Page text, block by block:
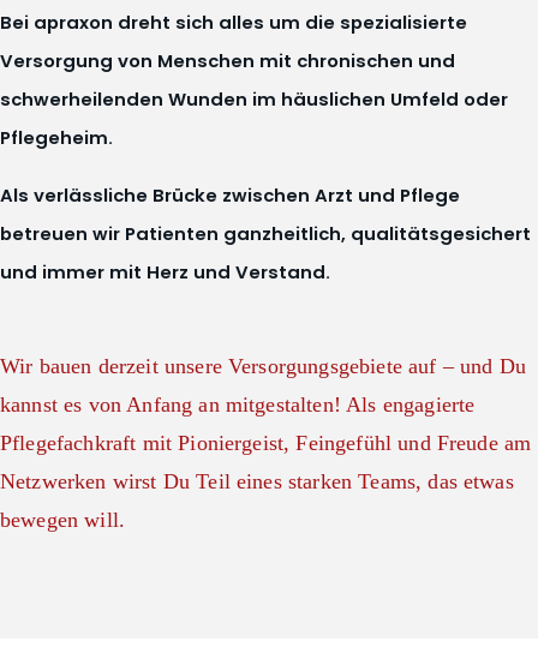
Bei apraxon dreht sich alles um die spezialisierte
Versorgung von Menschen mit chronischen und
schwerheilenden Wunden im häuslichen Umfeld oder
Pflegeheim.
Als verlässliche Brücke zwischen Arzt und Pflege
betreuen wir Patienten ganzheitlich, qualitätsgesichert
und immer mit Herz und Verstand.
Wir bauen derzeit unsere Versorgungsgebiete auf – und Du
kannst es von Anfang an mitgestalten! Als engagierte
Pflegefachkraft mit Pioniergeist, Feingefühl und Freude am
Netzwerken wirst Du Teil eines starken Teams, das etwas
bewegen will.